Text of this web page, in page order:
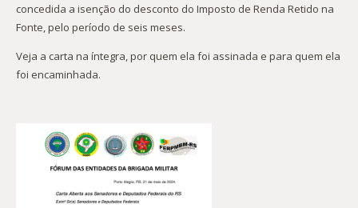
concedida a isenção do desconto do Imposto de Renda Retido na
Fonte, pelo período de seis meses.
Veja a carta na íntegra, por quem ela foi assinada e para quem ela
foi encaminhada.